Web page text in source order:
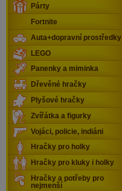
Párty
Fortnite
Auta+dopravní prostředky
LEGO
Panenky a miminka
Dřevěné hračky
Plyšové hračky
Zvířátka a figurky
Vojáci, policie, indiáni
Hračky pro holky
Hračky pro kluky i holky
Hračky a potřeby pro
nejmenší